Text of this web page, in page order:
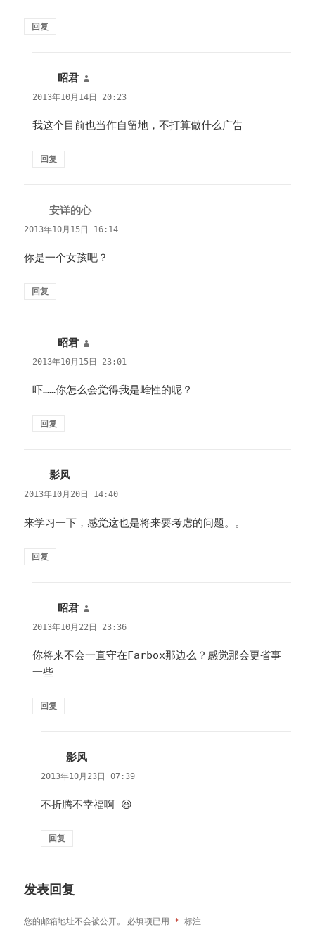
回复
昭君
道：
2013年10月14日 20:23
我这个目前也当作自留地，不打算做什么广告
回复
安详的心说
道：
2013年10月15日 16:14
你是一个女孩吧？
回复
昭君
道：
2013年10月15日 23:01
吓……你怎么会觉得我是雌性的呢？
回复
影风
道：
2013年10月20日 14:40
来学习一下，感觉这也是将来要考虑的问题。。
回复
昭君
道：
2013年10月22日 23:36
你将来不会一直守在Farbox那边么？感觉那会更省事
一些
回复
影风
道：
2013年10月23日 07:39
不折腾不幸福啊 😆
回复
发表回复
您的邮箱地址不会被公开。 必填项已用 * 标注